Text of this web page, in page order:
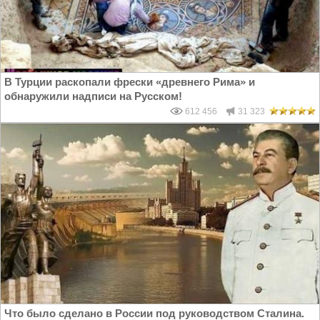
В Турции раскопали фрески «древнего Рима» и
обнаружили надписи на Русском!
612 456 31 323
Что было сделано в России под руководством Сталина.